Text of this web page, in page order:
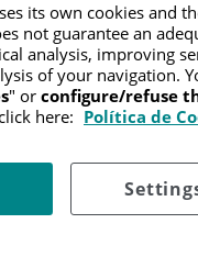
/TIPOS DE
como el síndrome de
its own cookies and
not guarantee an
analysis, improving
of your navigation.
" or configure/refuse
here: Política de